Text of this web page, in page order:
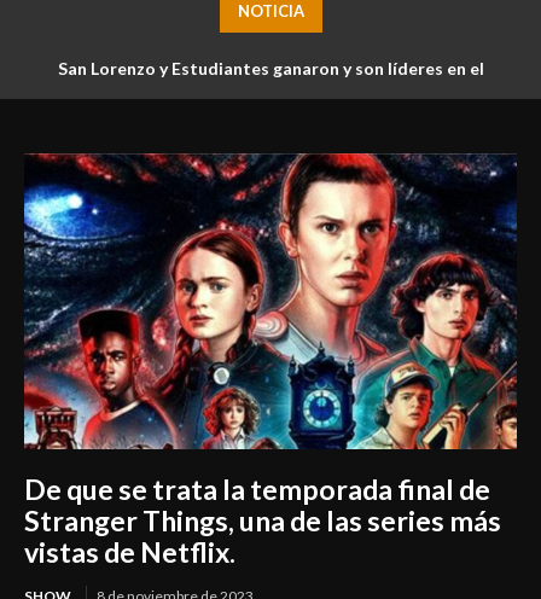
NOTICIA
San Lorenzo y Estudiantes ganaron y son líderes en el
De que se trata la temporada final de
Stranger Things, una de las series más
vistas de Netflix.